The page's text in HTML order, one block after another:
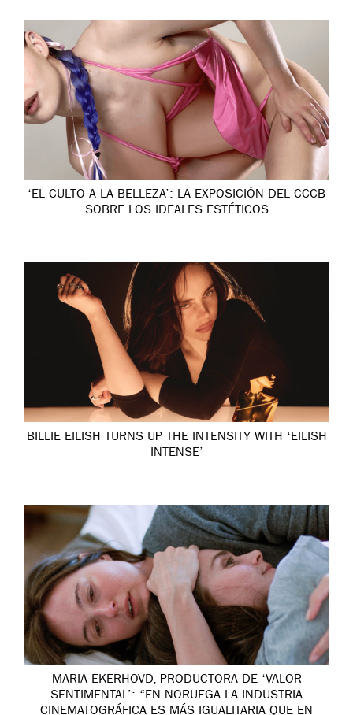
‘EL CULTO A LA BELLEZA’: LA EXPOSICIÓN DEL CCCB
SOBRE LOS IDEALES ESTÉTICOS
BILLIE EILISH TURNS UP THE INTENSITY WITH ‘EILISH
INTENSE’
MARIA EKERHOVD, PRODUCTORA DE ‘VALOR
SENTIMENTAL’: “EN NORUEGA LA INDUSTRIA
CINEMATOGRÁFICA ES MÁS IGUALITARIA QUE EN